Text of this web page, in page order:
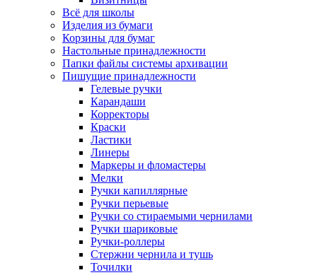
Всё для школы
Изделия из бумаги
Корзины для бумаг
Настольные принадлежности
Папки файлы системы архивации
Пишущие принадлежности
Гелевые ручки
Карандаши
Корректоры
Краски
Ластики
Линеры
Маркеры и фломастеры
Мелки
Ручки капиллярные
Ручки перьевые
Ручки со стираемыми чернилами
Ручки шариковые
Ручки-роллеры
Стержни чернила и тушь
Точилки